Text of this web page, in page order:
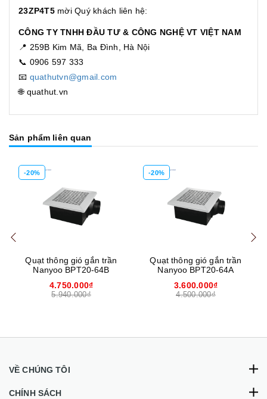
23ZP4T5mời Quý khách liên hệ:
CÔNG TY TNHH ĐẦU TƯ & CÔNG NGHỆ VT VIỆT NAM
📍 259B Kim Mã, Ba Đình, Hà Nội
📞 0906 597 333
📧 quathutvn@gmail.com
🌐 quathut.vn
Sản phẩm liên quan
-20%
Quạt thông gió gắn trần
Nanyoo BPT20-64B
4.750.000₫
5.940.000₫
-20%
Quạt thông gió gắn trần
Nanyoo BPT20-64A
3.600.000₫
4.500.000₫
VỀ CHÚNG TÔI
CHÍNH SÁCH